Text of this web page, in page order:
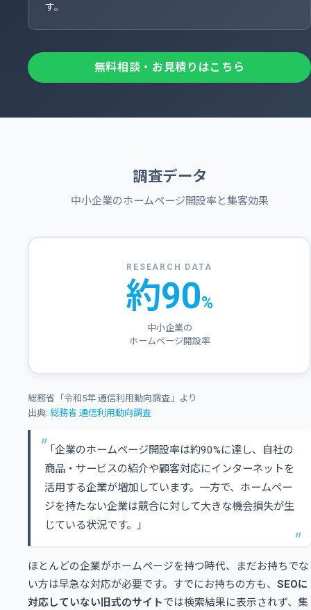
す。
無料相談・お見積りはこちら
調査データ
中小企業のホームページ開設率と集客効果
RESEARCH DATA
約90%
中小企業の
ホームページ開設率
総務省「令和5年 通信利用動向調査」より
出典: 総務省 通信利用動向調査
「企業のホームページ開設率は約90%に達し、自社の
商品・サービスの紹介や顧客対応にインターネットを
活用する企業が増加しています。一方で、ホームペー
ジを持たない企業は競合に対して大きな機会損失が生
じている状況です。」
ほとんどの企業がホームページを持つ時代、まだお持ちでな
い方は早急な対応が必要です。すでにお持ちの方も、 SEOに
対応していない旧式のサイトでは検索結果に表示されず、集